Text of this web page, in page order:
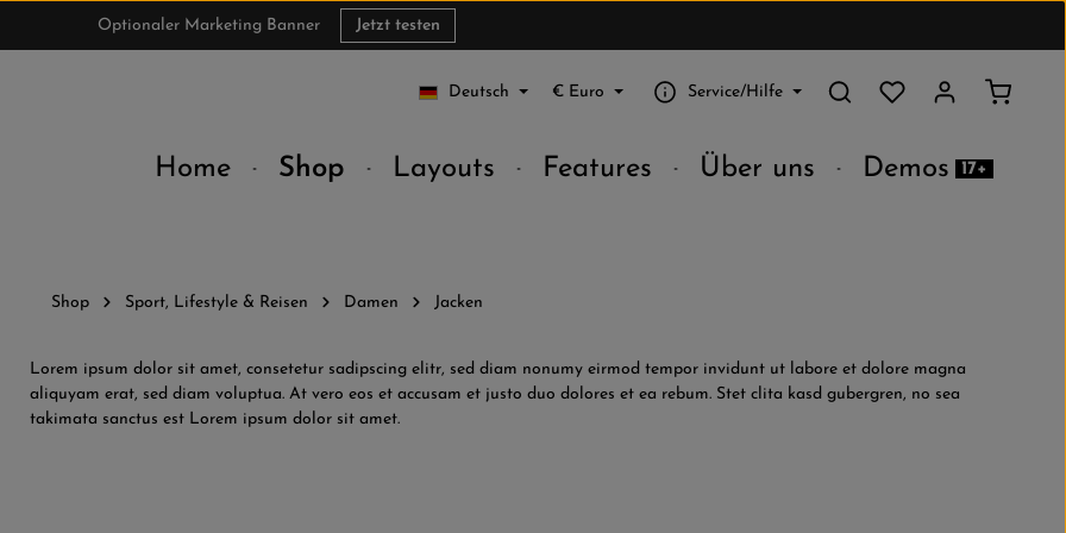
Optionaler Marketing Banner Jetzt testen
Deutsch € Euro Service/Hilfe
Du hast 0 Produkte
Home Shop Layouts Features Über uns Demos 17+
Shop Sport, Lifestyle & Reisen Damen Jacken
Lorem ipsum dolor sit amet, consetetur sadipscing elitr, sed diam nonumy eirmod tempor invidunt ut labore et dolore magna
aliquyam erat, sed diam voluptua. At vero eos et accusam et justo duo dolores et ea rebum. Stet clita kasd gubergren, no sea
takimata sanctus est Lorem ipsum dolor sit amet.